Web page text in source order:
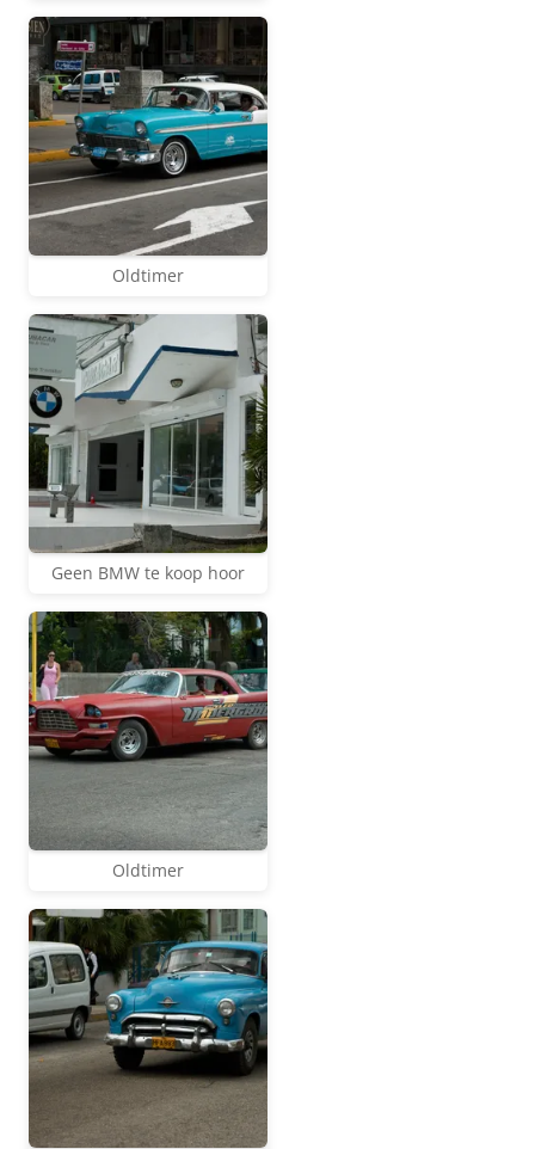
Oldtimer
Geen BMW te koop hoor
Oldtimer